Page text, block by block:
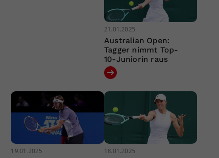
21.01.2025
Australian Open:
Tagger nimmt Top-
10-Juniorin raus
19.01.2025 18.01.2025